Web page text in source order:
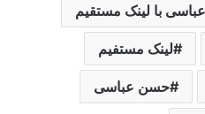
با لینک مستقیم
لینک مستفیم
حسن عباسی